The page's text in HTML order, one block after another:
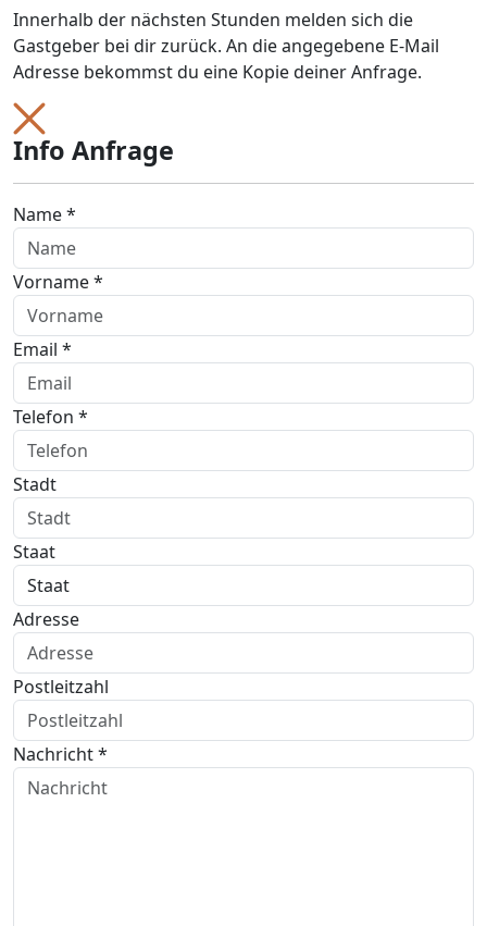
Innerhalb der nächsten Stunden melden sich die
Gastgeber bei dir zurück. An die angegebene E-Mail
Adresse bekommst du eine Kopie deiner Anfrage.
Info Anfrage
Name *
Vorname *
Email *
Telefon *
Stadt
Staat
Adresse
Postleitzahl
Nachricht *